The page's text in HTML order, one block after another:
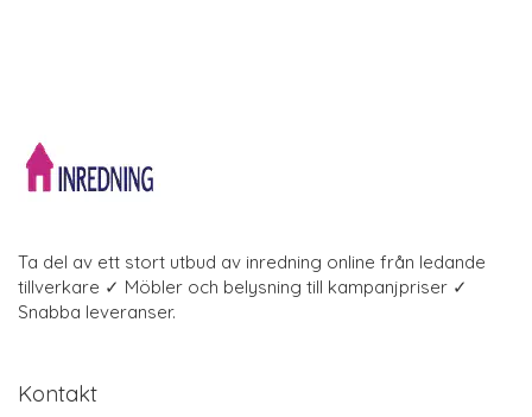
Ta del av ett stort utbud av inredning online från ledande
tillverkare ✓ Möbler och belysning till kampanjpriser ✓
Snabba leveranser.
Kontakt